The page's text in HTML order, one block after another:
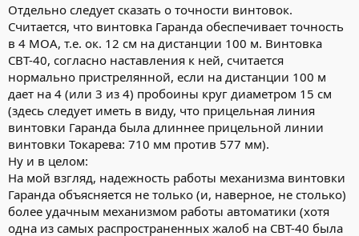
Отдельно следует сказать о точности винтовок.
Считается, что винтовка Гаранда обеспечивает точность
в 4 МОА, т.е. ок. 12 см на дистанции 100 м. Винтовка
СВТ-40, согласно наставления к ней, считается
нормально пристрелянной, если на дистанции 100 м
дает на 4 (или 3 из 4) пробоины круг диаметром 15 см
(здесь следует иметь в виду, что прицельная линия
винтовки Гаранда была длиннее прицельной линии
винтовки Токарева: 710 мм против 577 мм).
Ну и в целом:
На мой взгляд, надежность работы механизма винтовки
Гаранда объясняется не только (и, наверное, не столько)
более удачным механизмом работы автоматики (хотя
одна из самых распространенных жалоб на СВТ-40 была